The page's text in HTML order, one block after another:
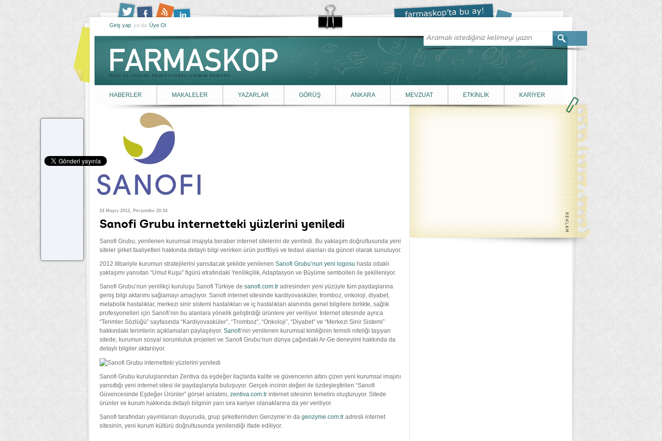
Giriş yap ya da Üye Ol
HABERLER MAKALELER YAZARLAR GÖRÜŞ ANKARA MEVZUAT ETKİNLİK KARİYER
24 Mayıs 2012, Perşembe 20:34
Sanofi Grubu internetteki yüzlerini yeniledi
Sanofi Grubu, yenilenen kurumsal imajıyla beraber internet sitelerini de yeniledi. Bu yaklaşım doğrultusunda yeni
siteler şirket faaliyetleri hakkında detaylı bilgi verirken ürün portföyü ve tedavi alanları da güncel olarak sunuluyor.
2012 itibariyle kurumun stratejilerini yansıtacak şekilde yenilenen Sanofi Grubu’nun yeni logosu hasta odaklı
yaklaşımı yansıtan “Umut Kuşu” figürü etrafındaki Yenilikçilik, Adaptasyon ve Büyüme sembolleri ile şekilleniyor.
Sanofi Grubu’nun yenilikçi kuruluşu Sanofi Türkiye de sanofi.com.tr adresinden yeni yüzüyle tüm paydaşlarına
geniş bilgi aktarımı sağlamayı amaçlıyor. Sanofi internet sitesinde kardiyovasküler, tromboz, onkoloji, diyabet,
metabolik hastalıklar, merkezi sinir sistemi hastalıkları ve iç hastalıkları alanında genel bilgilere birlikte, sağlık
profesyonelleri için Sanofi’nin bu alanlara yönelik geliştirdiği ürünlere yer veriliyor. İnternet sitesinde ayrıca
“Terimler Sözlüğü” sayfasında “Kardiyovasküler”, “Tromboz”, “Onkoloji”, “Diyabet” ve “Merkezi Sinir Sistemi”
hakkındaki terimlerin açıklamaları paylaşılıyor. Sanofi‘nin yenilenen kurumsal kimliğinin temsili niteliği taşıyan
sitede, kurumun sosyal sorumluluk projeleri ve Sanofi Grubu’nun dünya çağındaki Ar-Ge deneyimi hakkında da
detaylı bilgiler aktarılıyor.
Sanofi Grubu kuruluşlarından Zentiva da eşdeğer ilaçlarda kalite ve güvencenin altını çizen yeni kurumsal imajını
yansıttığı yeni internet sitesi ile paydaşlarıyla buluşuyor. Gerçek incinin değeri ile özdeşleştirilen “Sanofi
Güvencesinde Eşdeğer Ürünler” görsel anlatımı, zentiva.com.tr internet sitesinin temelini oluşturuyor. Sitede
ürünler ve kurum hakkında detaylı bilginin yanı sıra kariyer olanaklarına da yer veriliyor.
Sanofi tarafından yayımlanan duyuruda, grup şirketlerinden Genzyme’ın da genzyme.com.tr adresli internet
sitesinin, yeni kurum kültürü doğrultusunda yenilendiği ifade ediliyor.